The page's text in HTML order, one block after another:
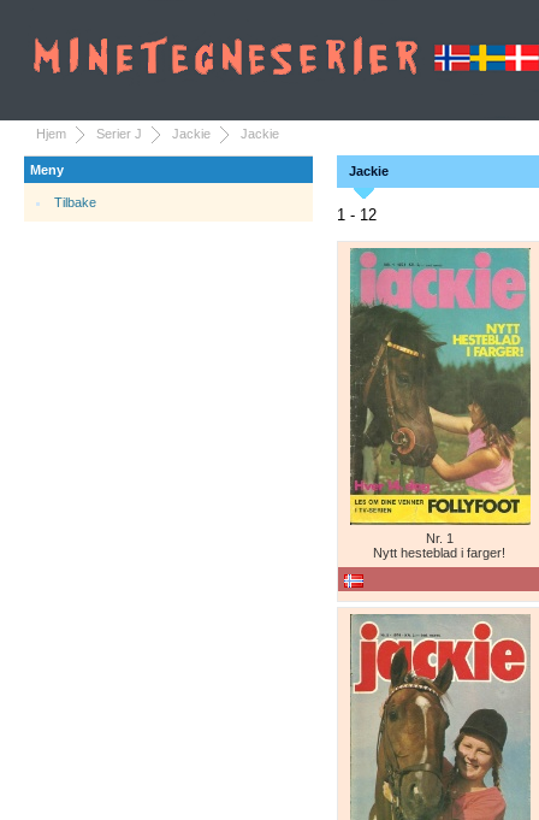
Hjem Serier J Jackie Jackie
Meny
Tilbake
Jackie
1 - 12
Nr. 1
Nytt hesteblad i farger!